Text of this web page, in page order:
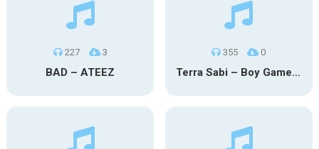
227 3
BAD – ATEEZ
355 0
Terra Sabi – Boy Game X Marcia Cruz